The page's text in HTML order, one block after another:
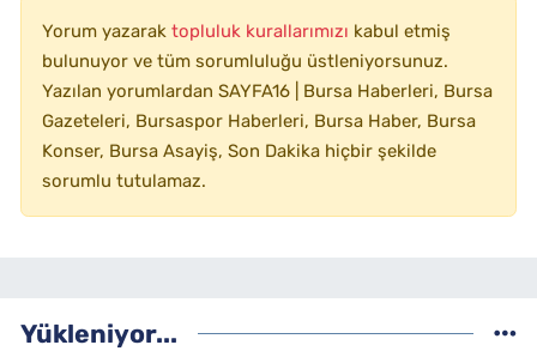
Yorum yazarak topluluk kurallarımızı kabul etmiş
bulunuyor ve tüm sorumluluğu üstleniyorsunuz.
Yazılan yorumlardan SAYFA16 | Bursa Haberleri, Bursa
Gazeteleri, Bursaspor Haberleri, Bursa Haber, Bursa
Konser, Bursa Asayiş, Son Dakika hiçbir şekilde
sorumlu tutulamaz.
Yükleniyor...